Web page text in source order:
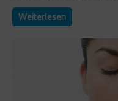
Weiterlesen